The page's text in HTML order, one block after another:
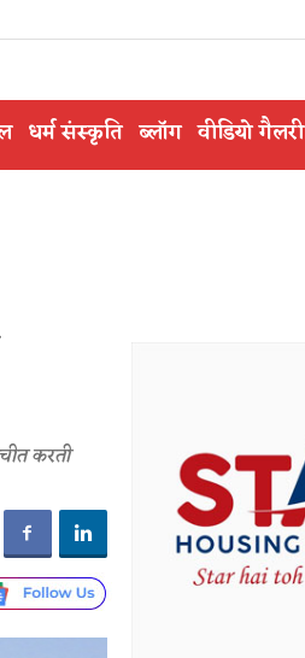
धर्म संस्कृति ब्लॉग वीडियो गैलरी
करती